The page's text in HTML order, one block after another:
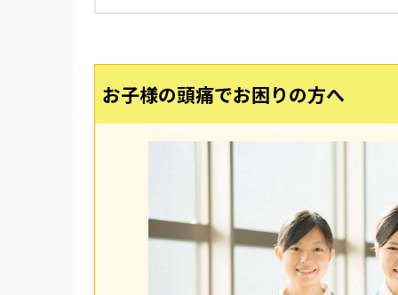
お子様の頭痛でお困りの方へ